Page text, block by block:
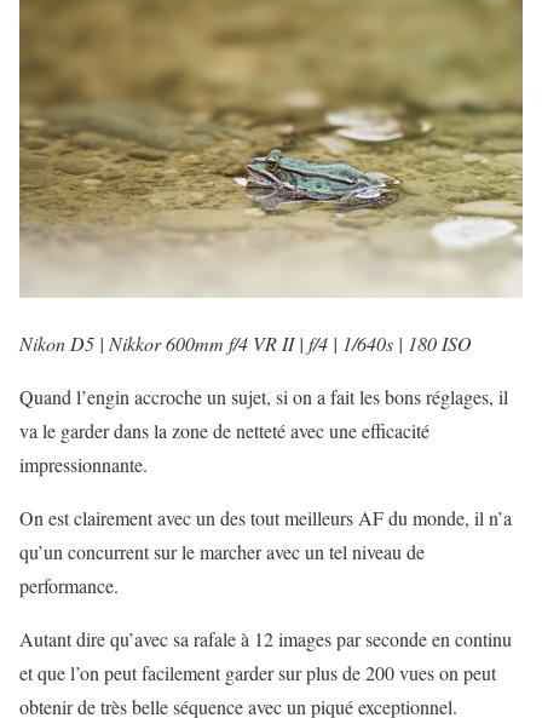
Nikon D5 | Nikkor 600mm f/4 VR II | f/4 | 1/640s | 180 ISO
Quand l’engin accroche un sujet, si on a fait les bons réglages, il
va le garder dans la zone de netteté avec une efficacité
impressionnante.
On est clairement avec un des tout meilleurs AF du monde, il n’a
qu’un concurrent sur le marcher avec un tel niveau de
performance.
Autant dire qu’avec sa rafale à 12 images par seconde en continu
et que l’on peut facilement garder sur plus de 200 vues on peut
obtenir de très belle séquence avec un piqué exceptionnel.